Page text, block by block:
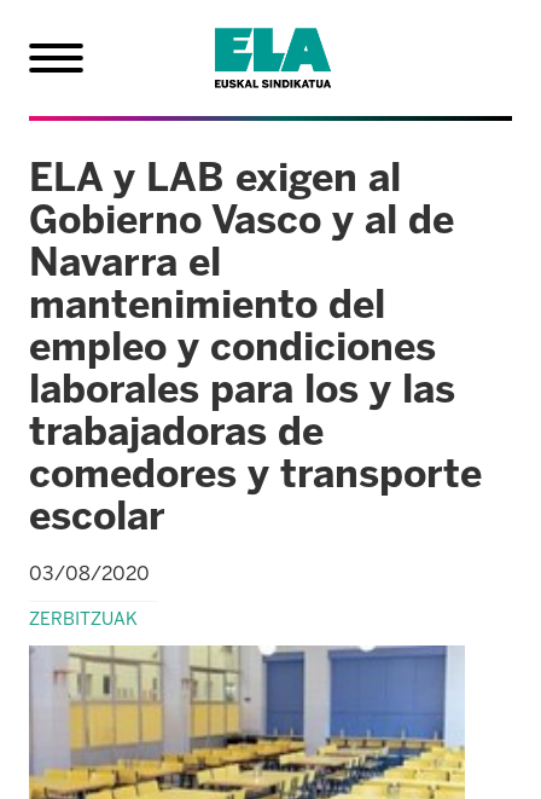
ELA y LAB exigen al
Gobierno Vasco y al de
Navarra el
mantenimiento del
empleo y condiciones
laborales para los y las
trabajadoras de
comedores y transporte
escolar
03/08/2020
ZERBITZUAK